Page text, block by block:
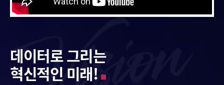
데이터로 그리는
혁신적인 미래!